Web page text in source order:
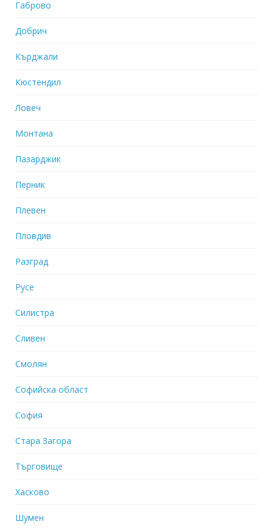
Габрово
Добрич
Кърджали
Кюстендил
Ловеч
Монтана
Пазарджик
Перник
Плевен
Пловдив
Разград
Русе
Силистра
Сливен
Смолян
Софийска област
София
Стара Загора
Търговище
Хасково
Шумен